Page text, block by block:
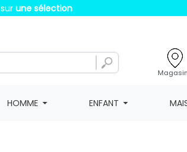
sur une sélection
HOMME ENFANT